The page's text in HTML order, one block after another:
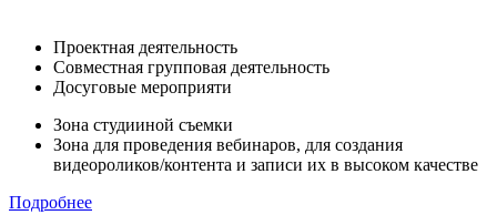
Проектная деятельность
Совместная групповая деятельность
Досуговые мероприяти
Зона студииной съемки
Зона для проведения вебинаров, для создания
видеороликов/контента и записи их в высоком качестве
Подробнее